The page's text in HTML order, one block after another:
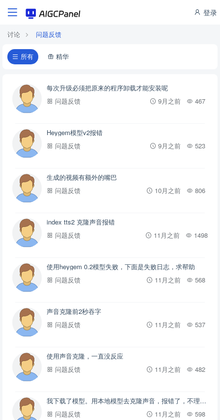
登录
讨论 问题反馈
所有 精华
每次升级必须把原来的程序卸载才能安装呢
问题反馈
9月之前 467
Heygem模型v2报错
问题反馈
9月之前 523
生成的视频有额外的嘴巴
问题反馈
10月之前 806
index tts2 克隆声音报错
问题反馈
11月之前 1498
使用heygem 0.2模型失败，下面是失败日志，求帮助
问题反馈
11月之前 568
声音克隆前2秒吞字
问题反馈
11月之前 537
使用声音克隆，一直没反应
问题反馈
11月之前 482
我下载了模型。用本地模型去克隆声音，报错了，不理解是什么原因
问题反馈
11月之前 598